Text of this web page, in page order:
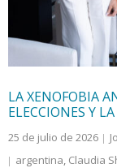
LA XENOFOBIA
ELECCIONES Y
25 de julio de 2026
argentina, Claudia